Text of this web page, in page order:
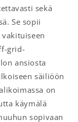
sekä
Se sopii
grid-
ansiosta
säiliöön
on
käymälä
sopivaan